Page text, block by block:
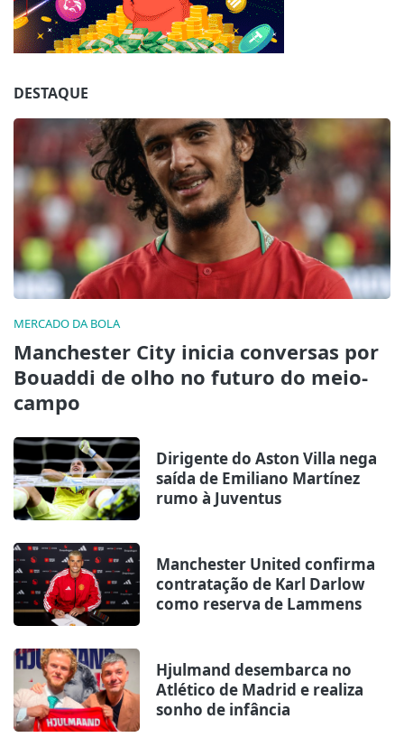
Jogue com responsabilidade. 18+
DESTAQUE
MERCADO DA BOLA
Manchester City inicia conversas por
Bouaddi de olho no futuro do meio-
campo
Dirigente do Aston Villa nega
saída de Emiliano Martínez
rumo à Juventus
Manchester United confirma
contratação de Karl Darlow
como reserva de Lammens
Hjulmand desembarca no
Atlético de Madrid e realiza
sonho de infância